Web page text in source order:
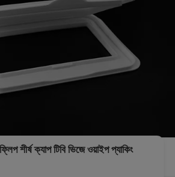
শীর্ষ ক্যাপ টিবি ভিজে ওয়াইপ প্যাকিং